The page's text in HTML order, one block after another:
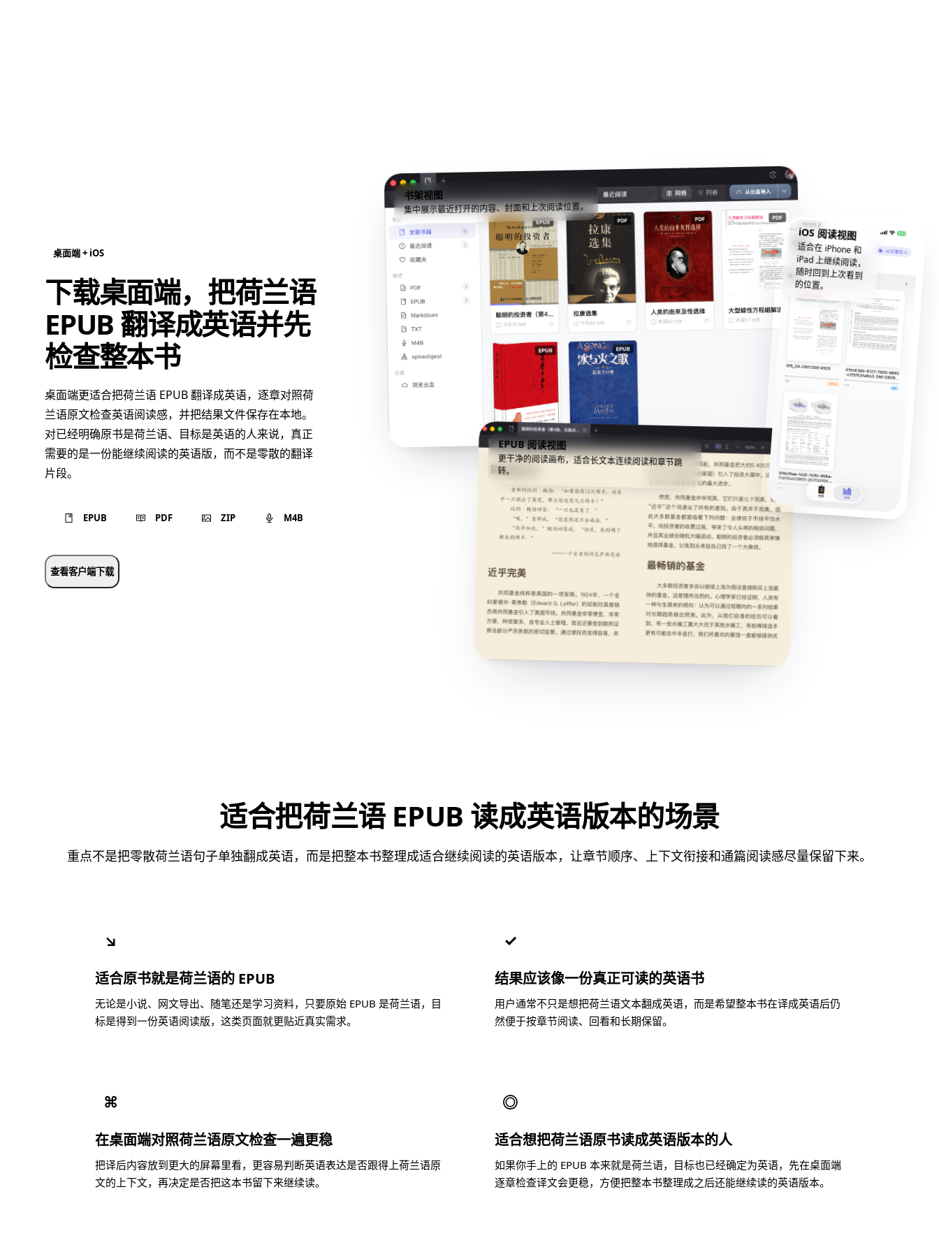
桌面端 + iOS
下载桌面端，把荷兰语
EPUB 翻译成英语并先
检查整本书
桌面端更适合把荷兰语 EPUB 翻译成英语，逐章对照荷
兰语原文检查英语阅读感，并把结果文件保存在本地。
对已经明确原书是荷兰语、目标是英语的人来说，真正
需要的是一份能继续阅读的英语版，而不是零散的翻译
片段。
EPUB PDF ZIP M4B
查看客户端下载
书架视图
集中展示最近打开的内容、封面和上次阅读位置。
EPUB 阅读视图
更干净的阅读画布，适合长文本连续阅读和章节跳
转。
iOS 阅读视图
适合在 iPhone 和
iPad 上继续阅读，
随时回到上次看到
的位置。
适合把荷兰语 EPUB 读成英语版本的场景
重点不是把零散荷兰语句子单独翻成英语，而是把整本书整理成适合继续阅读的英语版本，让章节顺序、上下文衔接和通篇阅读感尽量保留下来。
↘
适合原书就是荷兰语的 EPUB
无论是小说、网文导出、随笔还是学习资料，只要原始 EPUB 是荷兰语，目
标是得到一份英语阅读版，这类页面就更贴近真实需求。
✓
结果应该像一份真正可读的英语书
用户通常不只是想把荷兰语文本翻成英语，而是希望整本书在译成英语后仍
然便于按章节阅读、回看和长期保留。
⌘
在桌面端对照荷兰语原文检查一遍更稳
把译后内容放到更大的屏幕里看，更容易判断英语表达是否跟得上荷兰语原
文的上下文，再决定是否把这本书留下来继续读。
◎
适合想把荷兰语原书读成英语版本的人
如果你手上的 EPUB 本来就是荷兰语，目标也已经确定为英语，先在桌面端
逐章检查译文会更稳，方便把整本书整理成之后还能继续读的英语版本。